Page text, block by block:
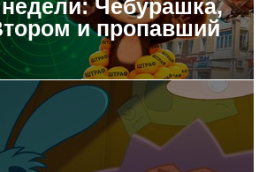
Чебурашка,
и пропавший